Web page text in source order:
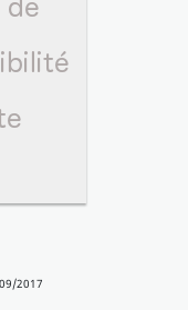
2017